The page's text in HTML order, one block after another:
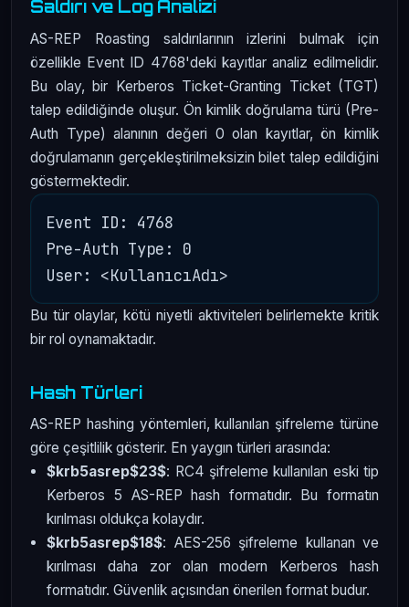
Saldırı ve Log Analizi
AS-REP Roasting saldırılarının izlerini bulmak için
özellikle Event ID 4768'deki kayıtlar analiz edilmelidir.
Bu olay, bir Kerberos Ticket-Granting Ticket (TGT)
talep edildiğinde oluşur. Ön kimlik doğrulama türü (Pre-
Auth Type) alanının değeri 0 olan kayıtlar, ön kimlik
doğrulamanın gerçekleştirilmeksizin bilet talep edildiğini
göstermektedir.
Event ID: 4768
Pre-Auth Type: 0
Bu tür olaylar, kötü niyetli aktiviteleri belirlemekte kritik
bir rol oynamaktadır.
Hash Türleri
AS-REP hashing yöntemleri, kullanılan şifreleme türüne
göre çeşitlilik gösterir. En yaygın türleri arasında:
$krb5asrep$23$: RC4 şifreleme kullanılan eski tip
Kerberos 5 AS-REP hash formatıdır. Bu formatın
kırılması oldukça kolaydır.
$krb5asrep$18$: AES-256 şifreleme kullanan ve
kırılması daha zor olan modern Kerberos hash
formatıdır. Güvenlik açısından önerilen format budur.